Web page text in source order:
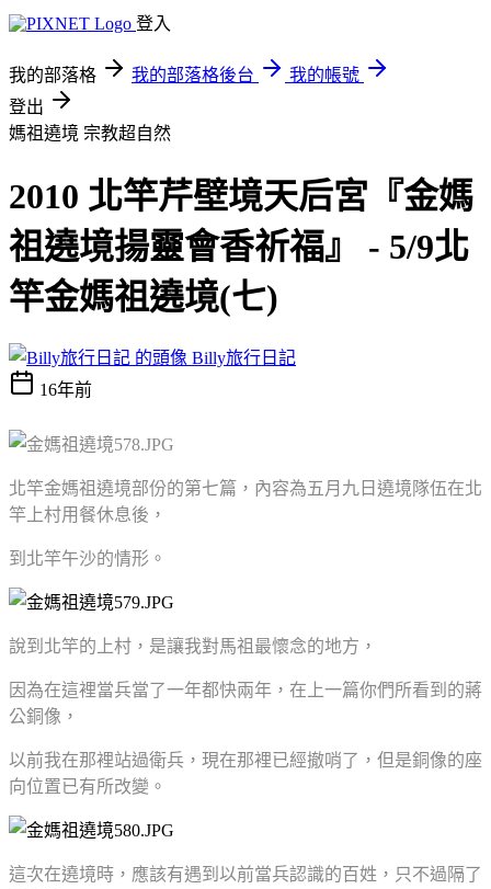
登入
我的部落格 我的部落格後台
我的帳號
登出
媽祖遶境 宗教超自然
2010 北竿芹壁境天后宮『金媽
祖遶境揚靈會香祈福』 - 5/9北
竿金媽祖遶境(七)
Billy旅行日記
16年前
北竿金媽祖遶境部份的第七篇，內容為五月九日遶境隊伍在北
竿上村用餐休息後，
到北竿午沙的情形。
說到北竿的上村，是讓我對馬祖最懷念的地方，
因為在這裡當兵當了一年都快兩年， 在上一篇你們所看到的蔣
公銅像，
以前我在那裡站過衛兵，現在那裡已經撤哨了，但是銅像的座
向位置已有所改變 。
這次在遶境時，應該有遇到以前當兵認識的百姓，只不過隔了